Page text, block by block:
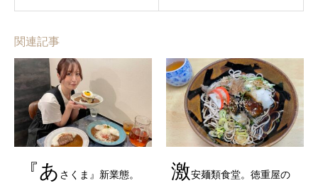
関連記事
『あ さくま』新業態。
激安麺類食堂。徳重屋の